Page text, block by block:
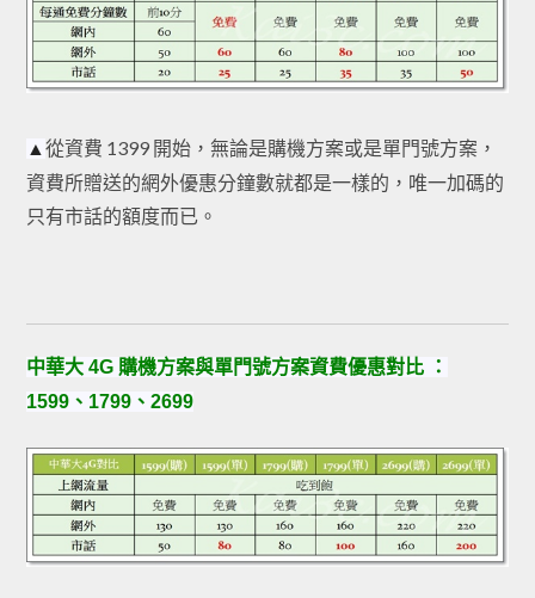
▲ 從資費 1399 開始，無論是購機方案或是單門號方案，
資費所贈送的網外優惠分鐘數就都是一樣的，唯一加碼的
只有市話的額度而已。
中華大 4G 購機方案與單門號方案資費優惠對比 ：
1599、1799、2699